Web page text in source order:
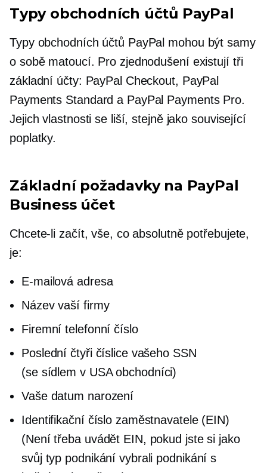
Typy obchodních účtů PayPal
Typy obchodních účtů PayPal mohou být samy
o sobě matoucí. Pro zjednodušení existují tři
základní účty: PayPal Checkout, PayPal
Payments Standard a PayPal Payments Pro.
Jejich vlastnosti se liší, stejně jako související
poplatky.
Základní požadavky na PayPal
Business účet
Chcete-li začít, vše, co absolutně potřebujete,
je:
E-mailová adresa
Název vaší firmy
Firemní telefonní číslo
Poslední čtyři číslice vašeho SSN
(se sídlem v USAobchodníci)
Vaše datum narození
Identifikační číslo zaměstnavatele (EIN)
(Není třeba uvádět EIN, pokud jste si jako
svůj typ podnikání vybrali podnikání s